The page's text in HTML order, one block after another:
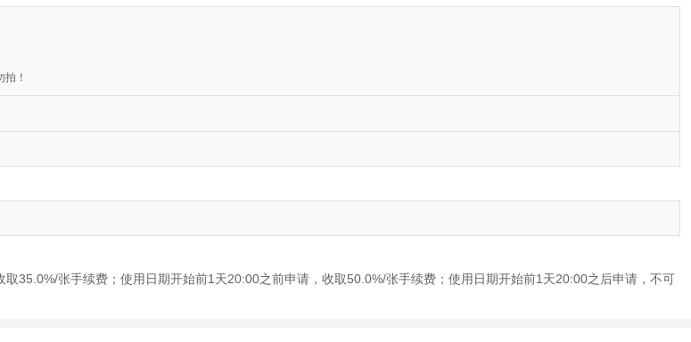
！
35.0%/张手续费；使用日期开始前1天20:00之前申请，收取50.0%/张手续费；使用日期开始前1天20:00之后申请，不可